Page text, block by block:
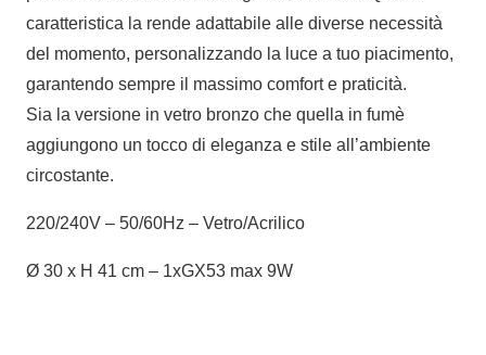
caratteristica la rende adattabile alle diverse necessità
del momento, personalizzando la luce a tuo piacimento,
garantendo sempre il massimo comfort e praticità.
Sia la versione in vetro bronzo che quella in fumè
aggiungono un tocco di eleganza e stile all’ambiente
circostante.
220/240V – 50/60Hz – Vetro/Acrilico
Ø 30 x H 41 cm – 1xGX53 max 9W